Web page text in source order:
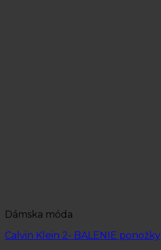
Dámska móda
Calvin Klein 2- BALENIE ponožky